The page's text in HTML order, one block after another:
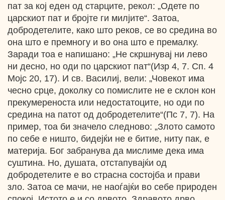
пат за кој еден од старците, рекол: „Одете по
царскиот пат и бројте ги милјите“. Затоа,
добродетелите, како што реков, се во средина во
она што е премногу и во она што е премалку.
Заради тоа е напишано: „Не скршнувај ни лево
ни десно, но оди по царскиот пат“(Изр 4, 7. Сп. 4
Мојс 20, 17). И св. Василиј, вели: „Човекот има
чесно срце, доколку со помислите не е склон кон
прекумереноста или недостатоците, но оди по
средина на патот од добродетелите“(Пс 7, 7). На
пример, тоа би значело следново: „Злото самото
по себе е ништо, бидејќи не е битие, ниту пак, е
материја. Бог забранува да мислиме дека има
суштина. Но, душата, отстапувајќи од
добродетелите е во страсна состојба и прави
зло. Затоа се мачи, не наоѓајќи во себе природен